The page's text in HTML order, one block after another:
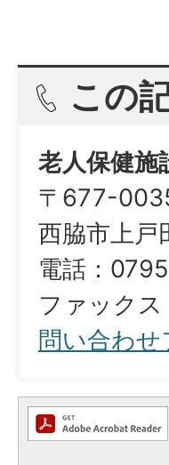
この
老人保健施
〒677-
西脇市上戸
電話：
ファック
問い合わせ